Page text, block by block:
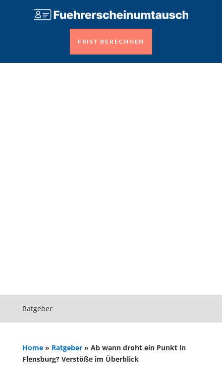
FRIST BERECHNEN
Ratgeber
Home» Ratgeber» Ab wann droht ein Punkt in
Flensburg? Verstöße im Überblick